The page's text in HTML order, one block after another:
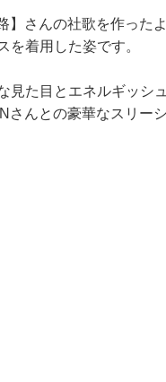
】さんの社歌を作った
着用した姿です。
見た目とエネルギッシ
さんとの豪華なスリー